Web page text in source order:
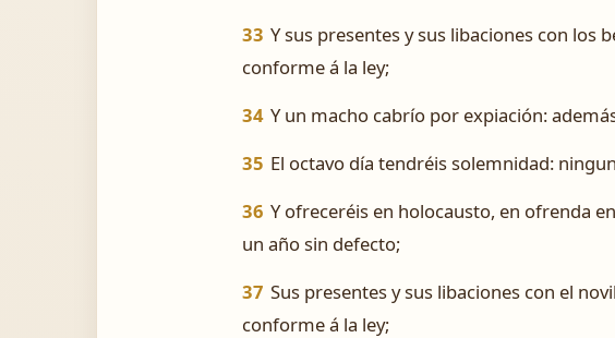
33 Y sus presentes y sus libaciones con los
conforme á la ley;
34 Y un macho cabrío por expiación:
35 El octavo día tendréis solemnidad:
36 Y ofreceréis en holocausto, en ofrenda
un año sin defecto;
37 Sus presentes y sus libaciones con el
conforme á la ley;